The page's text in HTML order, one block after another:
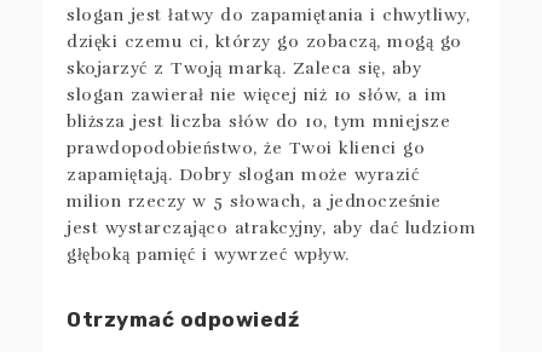
slogan jest łatwy do zapamiętania i chwytliwy,
dzięki czemu ci, którzy go zobaczą, mogą go
skojarzyć z Twoją marką. Zaleca się, aby
slogan zawierał nie więcej niż 10 słów, a im
bliższa jest liczba słów do 10, tym mniejsze
prawdopodobieństwo, że Twoi klienci go
zapamiętają. Dobry slogan może wyrazić
milion rzeczy w 5 słowach, a jednocześnie
jest wystarczająco atrakcyjny, aby dać ludziom
głęboką pamięć i wywrzeć wpływ.
Otrzymać odpowiedź